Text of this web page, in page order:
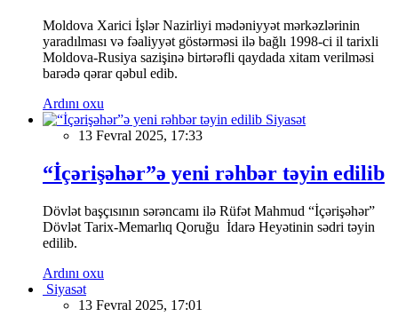
Moldova Xarici İşlər Nazirliyi mədəniyyət mərkəzlərinin
yaradılması və fəaliyyət göstərməsi ilə bağlı 1998-ci il tarixli
Moldova-Rusiya sazişinə birtərəfli qaydada xitam verilməsi
barədə qərar qəbul edib.
Ardını oxu
Siyasət
13 Fevral 2025, 17:33
“İçərişəhər”ə yeni rəhbər təyin edilib
Dövlət başçısının sərəncamı ilə Rüfət Mahmud “İçərişəhər”
Dövlət Tarix-Memarlıq Qoruğu İdarə Heyətinin sədri təyin
edilib.
Ardını oxu
Siyasət
13 Fevral 2025, 17:01